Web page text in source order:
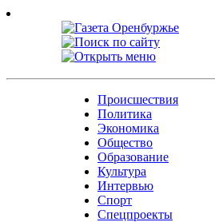
Skip
Происшествия
Политика
Экономика
Общество
Образование
Культура
Интервью
Спорт
Спецпроекты